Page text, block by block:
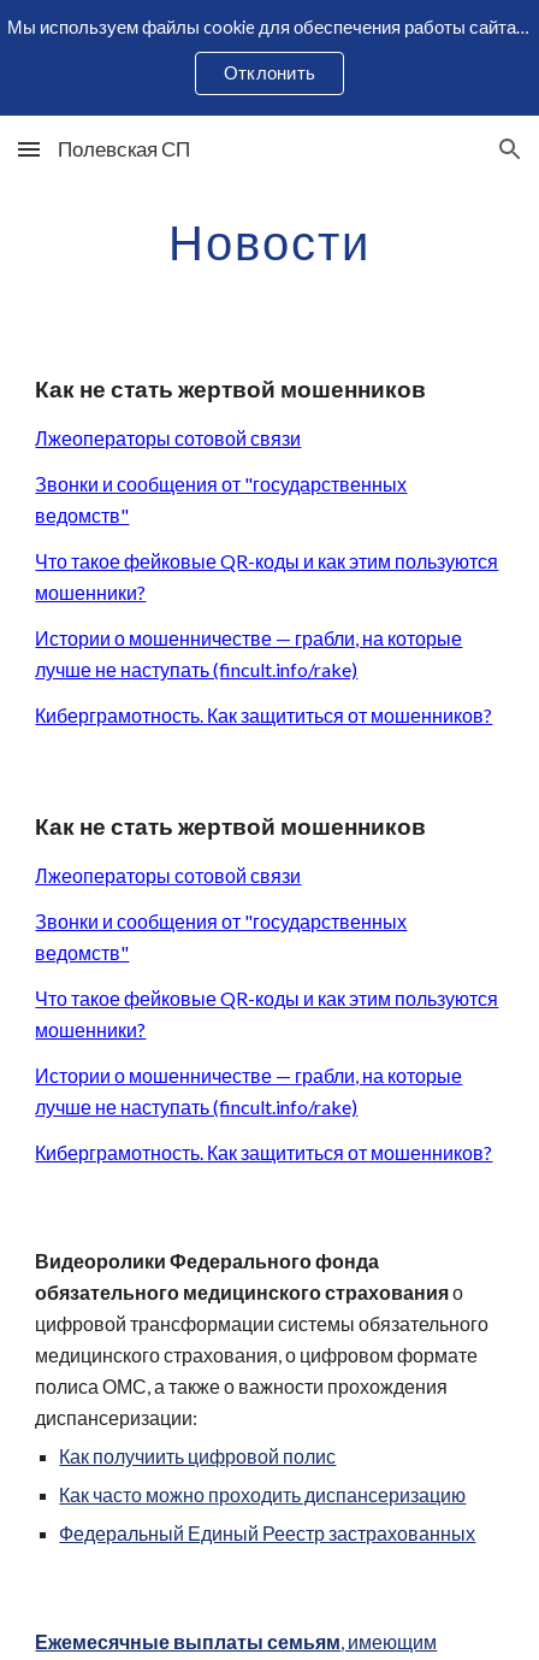
Skip to main content Skip to navigation
Мы используем файлы cookie для обеспечения работы сайта и сбора статистики. Оставаясь на сайте, вы соглашаетесь с использованием cookie.
Отклонить
Полевская СП
Новости
Как не стать жертвой мошенников
Лжеоператоры сотовой связи
Звонки и сообщения от "государственных
ведомств"
Что такое фейковые QR-коды и как этим пользуются
мошенники?
Истории о мошенничестве — грабли, на которые
лучше не наступать (fincult.info/rake)
Киберграмотность. Как защититься от мошенников?
Как не стать жертвой мошенников
Лжеоператоры сотовой связи
Звонки и сообщения от "государственных
ведомств"
Что такое фейковые QR-коды и как этим пользуются
мошенники?
Истории о мошенничестве — грабли, на которые
лучше не наступать (fincult.info/rake)
Киберграмотность. Как защититься от мошенников?
Видеоролики Федерального фонда
обязательного медицинского страхованияо
цифровой трансформации системы обязательного
медицинского страхования, о цифровом формате
полиса ОМС, а также о важности прохождения
диспансеризации:
Как получиить цифровой полис
Как часто можно проходить диспансеризацию
Федеральный Единый Реестр застрахованных
Ежемесячные выплаты семьям, имеющим